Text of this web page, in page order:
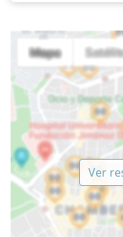
Ver